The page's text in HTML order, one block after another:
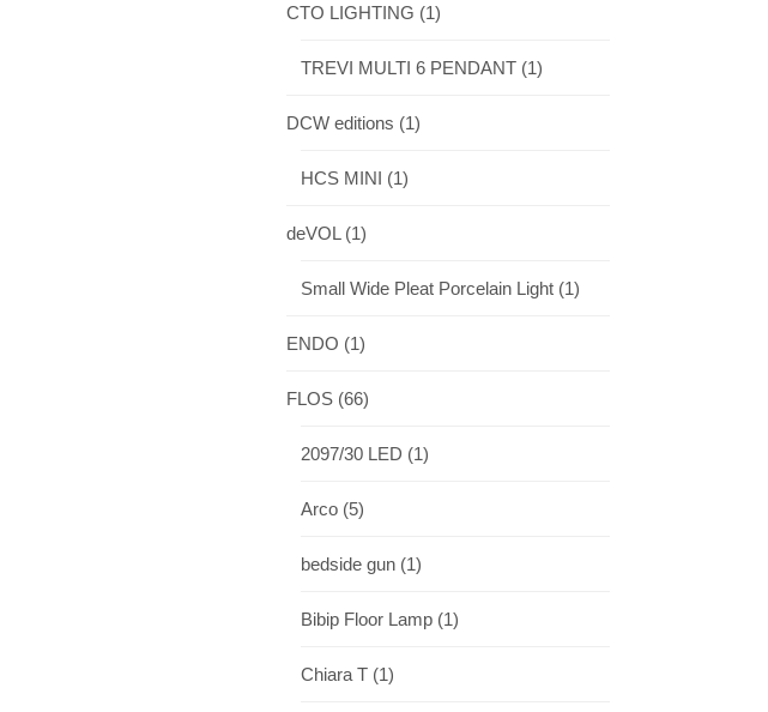
CTO LIGHTING (1)
TREVI MULTI 6 PENDANT (1)
DCW editions (1)
HCS MINI (1)
deVOL (1)
Small Wide Pleat Porcelain Light (1)
ENDO (1)
FLOS (66)
2097/30 LED (1)
Arco (5)
bedside gun (1)
Bibip Floor Lamp (1)
Chiara T (1)